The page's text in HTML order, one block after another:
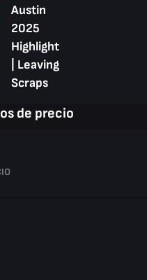
Austin
2025
Highlight
| Leaving
Scraps
de precio